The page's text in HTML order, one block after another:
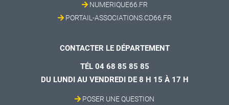
NUMERIQUE66.FR
PORTAIL-ASSOCIATIONS.CD66.FR
CONTACTER LE DÉPARTEMENT
TÉL 04 68 85 85 85
DU LUNDI AU VENDREDI DE 8 H 15 À 17 H
POSER UNE QUESTION